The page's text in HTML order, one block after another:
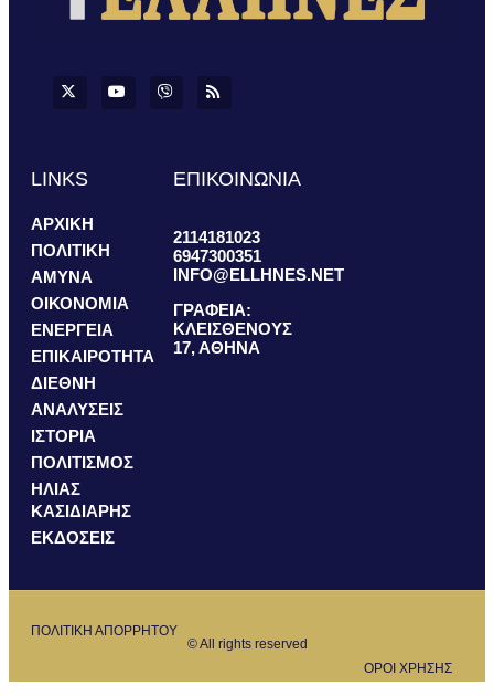
LINKS
ΑΡΧΙΚΗ
ΠΟΛΙΤΙΚΗ
ΑΜΥΝΑ
ΟΙΚΟΝΟΜΙΑ
ΕΝΕΡΓΕΙΑ
ΕΠΙΚΑΙΡΟΤΗΤΑ
ΔΙΕΘΝΗ
ΑΝΑΛΥΣΕΙΣ
ΙΣΤΟΡΙΑ
ΠΟΛΙΤΙΣΜΟΣ
ΗΛΙΑΣ
ΚΑΣΙΔΙΑΡΗΣ
ΕΚΔΟΣΕΙΣ
ΕΠΙΚΟΙΝΩΝΙΑ
2114181023
6947300351
INFO@ELLHNES.NET
ΓΡΑΦΕΙΑ:
ΚΛΕΙΣΘΕΝΟΥΣ
17, ΑΘΗΝΑ
ΠΟΛΙΤΙΚΗ ΑΠΟΡΡΗΤΟΥ
© All rights reserved
ΟΡΟΙ ΧΡΗΣΗΣ